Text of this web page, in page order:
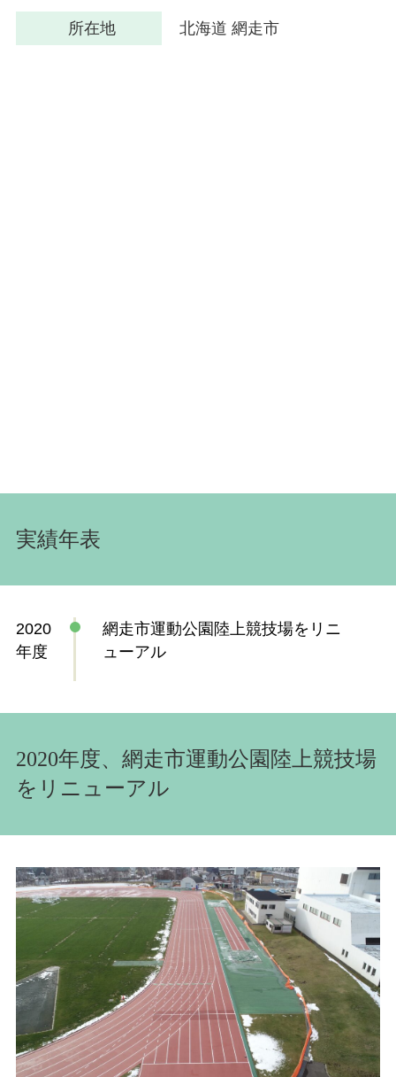
所在地 北海道 網走市
実績年表
2020
年度
網走市運動公園陸上競技場をリニ
ューアル
2020年度、網走市運動公園陸上競技場
をリニューアル